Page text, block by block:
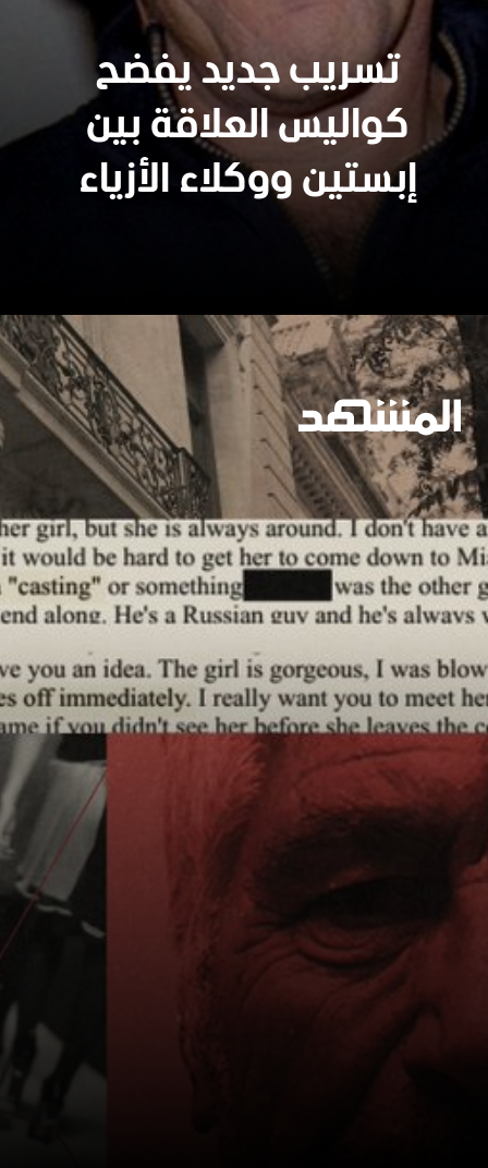
تسريب جديد يفضح
كواليس العلاقة بين
إبستين ووكلاء الأزياء